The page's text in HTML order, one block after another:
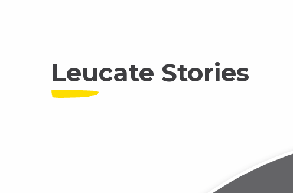
Leucate Stories